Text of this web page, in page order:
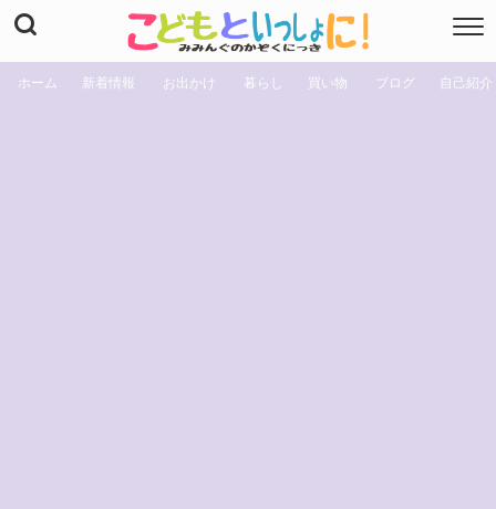
ホーム 新着情報 お出かけ 暮らし 買い物 ブログ 自己紹介